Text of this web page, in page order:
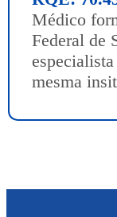
Médico
Federal de
mesma